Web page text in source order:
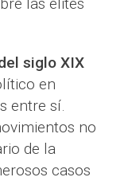
siglo XIX
en
entre sí.
no
de la
casos